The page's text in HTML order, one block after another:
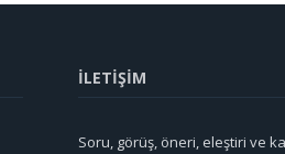
İLETİŞİM
Soru, görüş, öneri, eleştiri ve